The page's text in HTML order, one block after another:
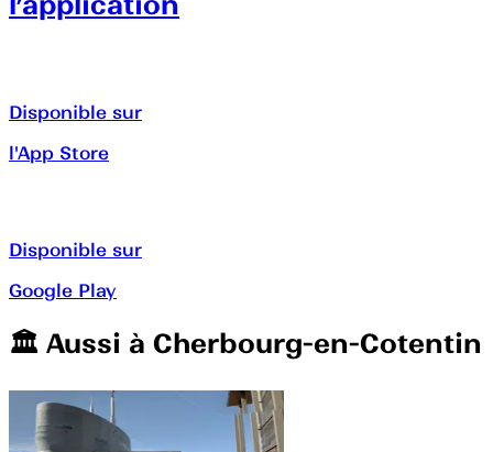
Disponible sur
l'App Store
Disponible sur
Google Play
🏛️️ Aussi à Cherbourg-en-Cotentin